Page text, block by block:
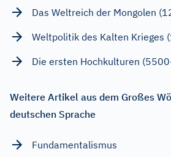
Das Weltreich der Mongolen
Weltpolitik des Kalten Krieges
Die ersten Hochkulturen
Weitere Artikel aus dem Großes
deutschen Sprache
Fundamentalismus